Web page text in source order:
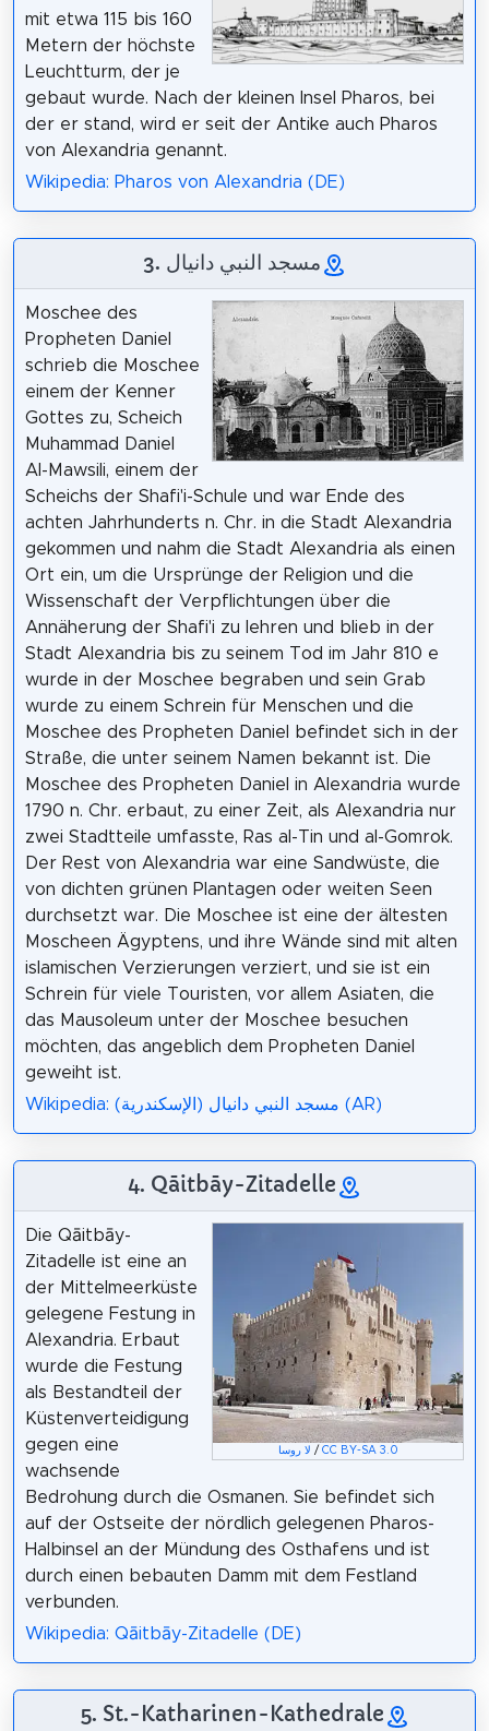
mit etwa 115 bis 160
Metern der höchste
Leuchtturm, der je
gebaut wurde. Nach der kleinen Insel Pharos, bei
der er stand, wird er seit der Antike auch Pharos
von Alexandria genannt.
Wikipedia: Pharos von Alexandria (DE)
3. مسجد النبي دانيال
Moschee des
Propheten Daniel
schrieb die Moschee
einem der Kenner
Gottes zu, Scheich
Muhammad Daniel
Al-Mawsili, einem der
Scheichs der Shafi'i-Schule und war Ende des
achten Jahrhunderts n. Chr. in die Stadt Alexandria
gekommen und nahm die Stadt Alexandria als einen
Ort ein, um die Ursprünge der Religion und die
Wissenschaft der Verpflichtungen über die
Annäherung der Shafi'i zu lehren und blieb in der
Stadt Alexandria bis zu seinem Tod im Jahr 810 e
wurde in der Moschee begraben und sein Grab
wurde zu einem Schrein für Menschen und die
Moschee des Propheten Daniel befindet sich in der
Straße, die unter seinem Namen bekannt ist. Die
Moschee des Propheten Daniel in Alexandria wurde
1790 n. Chr. erbaut, zu einer Zeit, als Alexandria nur
zwei Stadtteile umfasste, Ras al-Tin und al-Gomrok.
Der Rest von Alexandria war eine Sandwüste, die
von dichten grünen Plantagen oder weiten Seen
durchsetzt war. Die Moschee ist eine der ältesten
Moscheen Ägyptens, und ihre Wände sind mit alten
islamischen Verzierungen verziert, und sie ist ein
Schrein für viele Touristen, vor allem Asiaten, die
das Mausoleum unter der Moschee besuchen
möchten, das angeblich dem Propheten Daniel
geweiht ist.
Wikipedia: مسجد النبي دانيال (الإسكندرية) (AR)
4. Qāitbāy-Zitadelle
لا روسا / CC BY-SA 3.0
Die Qāitbāy-
Zitadelle ist eine an
der Mittelmeerküste
gelegene Festung in
Alexandria. Erbaut
wurde die Festung
als Bestandteil der
Küstenverteidigung
gegen eine
wachsende
Bedrohung durch die Osmanen. Sie befindet sich
auf der Ostseite der nördlich gelegenen Pharos-
Halbinsel an der Mündung des Osthafens und ist
durch einen bebauten Damm mit dem Festland
verbunden.
Wikipedia: Qāitbāy-Zitadelle (DE)
5. St.-Katharinen-Kathedrale